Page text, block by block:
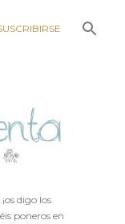
digo los
poneros en